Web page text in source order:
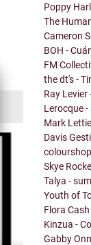
Poppy
The
Cameron
BOH -
FM
the dt's -
Ray
Lerocque -
Mark
Davis
Skye
Talya -
Youth of
Flora
Kinzua -
Gabby